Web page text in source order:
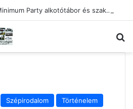
KOMOLYSÁG! – 30. Minimum Party alkotótábor és szakmai fórum
Szépirodalom Történelem